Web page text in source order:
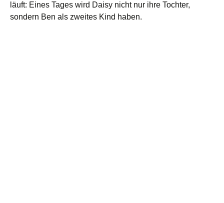
läuft: Eines Tages wird Daisy nicht nur ihre Tochter,
sondern Ben als zweites Kind haben.